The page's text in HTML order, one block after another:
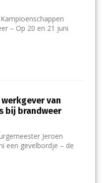
– Op 20 en 21 juni
van
bij brandweer
Jeroen
een gevelbordje – de